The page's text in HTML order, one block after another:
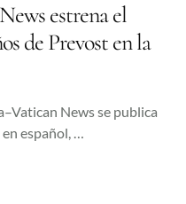
estrena el
de Prevost en la
News se publica
español, …